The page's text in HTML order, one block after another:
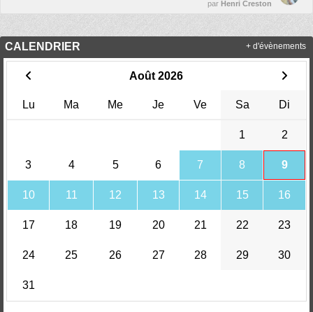
par Henri Creston
CALENDRIER
Août 2026
Lu Ma Me Je Ve Sa Di
1 2
3 4 5 6 7 8 9
10 11 12 13 14 15 16
17 18 19 20 21 22 23
24 25 26 27 28 29 30
31
+ d'évènements